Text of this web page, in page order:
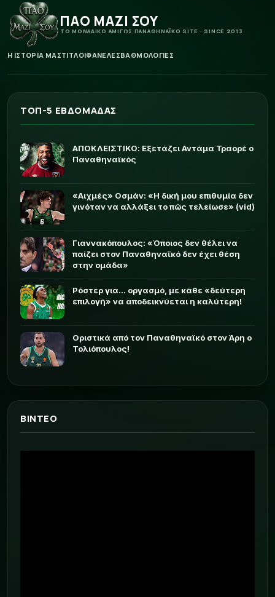
ΠΑΟ ΜΑΖΙ ΣΟΥ
ΤΟ ΜΟΝΑΔΙΚΟ ΑΜΙΓΩΣ ΠΑΝΑΘΗΝΑΪΚΟ SITE · SINCE 2013
Η ΙΣΤΟΡΙΑ ΜΑΣΤΙΤΛΟΙΦΑΝΕΛΕΣΒΑΘΜΟΛΟΓΙΕΣ
ΤΟΠ-5 ΕΒΔΟΜΑΔΑΣ
ΑΠΟΚΛΕΙΣΤΙΚΟ: Εξετάζει Αντάμα Τραορέ ο
Παναθηναϊκός
«Αιχμές» Οσμάν: «Η δική μου επιθυμία δεν
γινόταν να αλλάξει το πώς τελείωσε» (vid)
Γιαννακόπουλος: «Όποιος δεν θέλει να
παίζει στον Παναθηναϊκό δεν έχει θέση
στην ομάδα»
Ρόστερ για... οργασμό, με κάθε «δεύτερη
επιλογή» να αποδεικνύεται η καλύτερη!
Οριστικά από τον Παναθηναϊκό στον Άρη ο
Τολιόπουλος!
ΒΙΝΤΕΟ